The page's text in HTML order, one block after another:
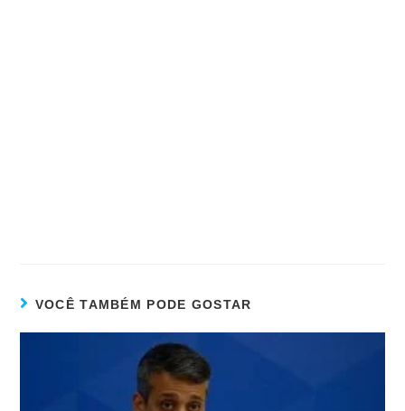
VOCÊ TAMBÉM PODE GOSTAR